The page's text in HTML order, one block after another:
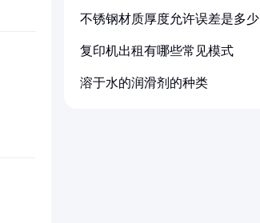
不锈钢材质厚度允许误差是多少
复印机出租有哪些常见模式
溶于水的润滑剂的种类